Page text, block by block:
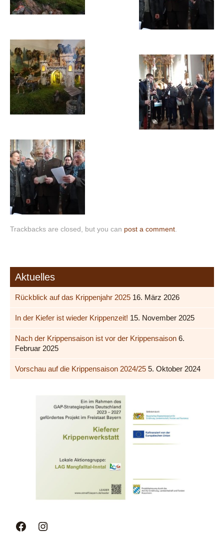
Trackbacks are closed, but you can post a comment.
Aktuelles
Rückblick auf das Krippenjahr 2025 16. März 2026
In der Kiefer ist wieder Krippenzeit! 15. November 2025
Nach der Krippensaison ist vor der Krippensaison 6.
Februar 2025
Vorschau auf die Krippensaison 2024/25 5. Oktober 2024
FacebookInstagram